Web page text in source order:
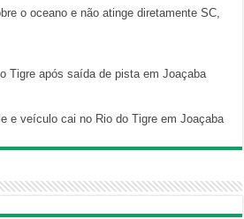
o oceano e não atinge diretamente SC,
Tigre após saída de pista em Joaçaba
e veículo cai no Rio do Tigre em Joaçaba